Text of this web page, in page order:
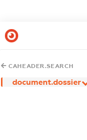
CAHEADER.SEARCH
document.dossier